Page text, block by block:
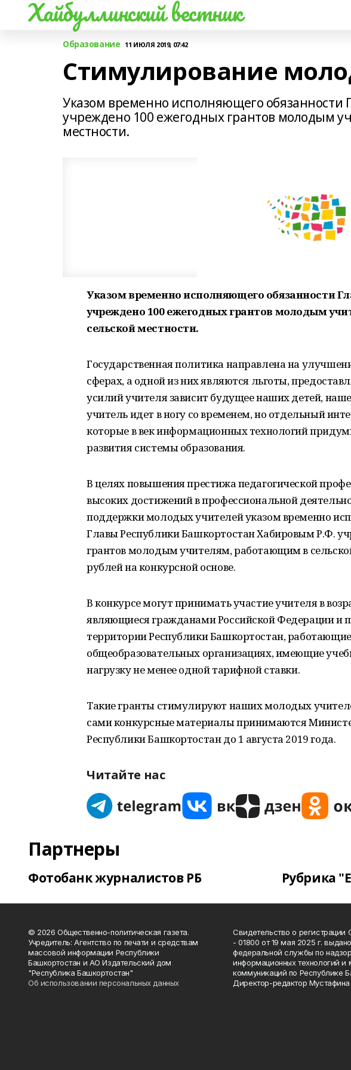
Хайбуллинский вестник
Образование 11 ИЮЛЯ 2019, 07:42
Стимулирование
Указом временно исполняющего обязанности
учреждено 100 ежегодных грантов молодым
местности.
Указом временно исполняющего обязанности
учреждено 100 ежегодных грантов молодым
сельской местности.
Государственная политика направлена на
сферах, а одной из них являются льготы,
усилий учителя зависит будущее наших детей,
учитель идет в ногу со временем, но отдельный
которые в век информационных технологий
развития системы образования.
В целях повышения престижа педагогической
высоких достижений в профессиональной
поддержки молодых учителей указом временно
Главы Республики Башкортостан Хабировым Р.Ф.
грантов молодым учителям, работающим в
рублей на конкурсной основе.
В конкурсе могут принимать участие учителя в
являющиеся гражданами Российской Федерации и
территории Республики Башкортостан, работающие
общеобразовательных организациях, имеющие
нагрузку не менее одной тарифной ставки.
Такие гранты стимулируют наших молодых
сами конкурсные материалы принимаются
Республики Башкортостан до 1 августа 2019 года.
Читайте нас
Партнеры
Фотобанк журналистов РБ Рубрика
© 2026 Общественно-политическая газета.
Учредитель: Агентство по печати и средствам
массовой информации Республики
Башкортостан и АО Издательский дом
"Республика Башкортостан"
Об использовании персональных данных
Свидетельство о
- 01800 от 19 мая 2025 г.
федеральной службы по
информационных технологий и
коммуникаций по Республике
Директор-редактор Мустафина